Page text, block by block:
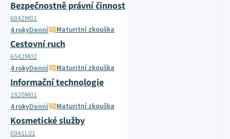
Bezpečnostně právní činnost
6842M01
4 rokyDenní Maturitní zkouška
Cestovní ruch
6542M02
4 rokyDenní Maturitní zkouška
Informační technologie
1820M01
4 rokyDenní Maturitní zkouška
Kosmetické služby
6941L01